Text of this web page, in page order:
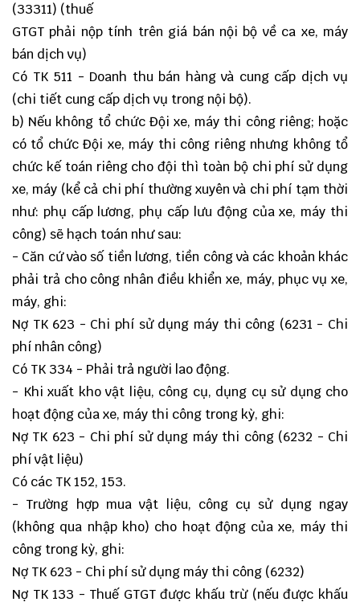
(33311) (thuế
GTGT phải nộp tính trên giá bán nội bộ về ca xe, máy
bán dịch vụ)
Có TK 511 - Doanh thu bán hàng và cung cấp dịch vụ
(chi tiết cung cấp dịch vụ trong nội bộ).
b) Nếu không tổ chức Đội xe, máy thi công riêng; hoặc
có tổ chức Đội xe, máy thi công riêng nhưng không tổ
chức kế toán riêng cho đội thì toàn bộ chi phí sử dụng
xe, máy (kể cả chi phí thường xuyên và chi phí tạm thời
như: phụ cấp lương, phụ cấp lưu động của xe, máy thi
công) sẽ hạch toán như sau:
- Căn cứ vào số tiền lương, tiền công và các khoản khác
phải trả cho công nhân điều khiển xe, máy, phục vụ xe,
máy, ghi:
Nợ TK 623 - Chi phí sử dụng máy thi công (6231 - Chi
phí nhân công)
Có TK 334 - Phải trả người lao động.
- Khi xuất kho vật liệu, công cụ, dụng cụ sử dụng cho
hoạt động của xe, máy thi công trong kỳ, ghi:
Nợ TK 623 - Chi phí sử dụng máy thi công (6232 - Chi
phí vật liệu)
Có các TK 152, 153.
- Trường hợp mua vật liệu, công cụ sử dụng ngay
(không qua nhập kho) cho hoạt động của xe, máy thi
công trong kỳ, ghi:
Nợ TK 623 - Chi phí sử dụng máy thi công (6232)
Nợ TK 133 - Thuế GTGT được khấu trừ (nếu được khấu